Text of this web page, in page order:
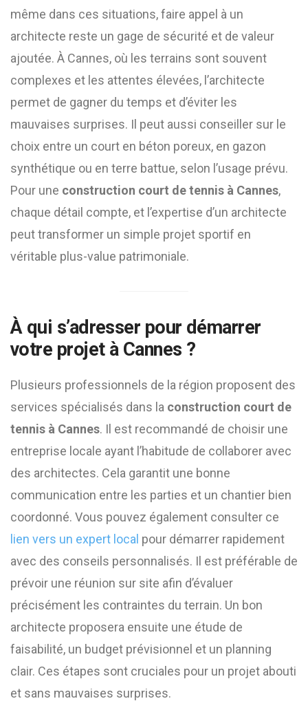
même dans ces situations, faire appel à un
architecte reste un gage de sécurité et de valeur
ajoutée. À Cannes, où les terrains sont souvent
complexes et les attentes élevées, l’architecte
permet de gagner du temps et d’éviter les
mauvaises surprises. Il peut aussi conseiller sur le
choix entre un court en béton poreux, en gazon
synthétique ou en terre battue, selon l’usage prévu.
Pour une construction court de tennis à Cannes,
chaque détail compte, et l’expertise d’un architecte
peut transformer un simple projet sportif en
véritable plus-value patrimoniale.
À qui s’adresser pour démarrer
votre projet à Cannes ?
Plusieurs professionnels de la région proposent des
services spécialisés dans la construction court de
tennis à Cannes. Il est recommandé de choisir une
entreprise locale ayant l’habitude de collaborer avec
des architectes. Cela garantit une bonne
communication entre les parties et un chantier bien
coordonné. Vous pouvez également consulter ce
lien vers un expert local pour démarrer rapidement
avec des conseils personnalisés. Il est préférable de
prévoir une réunion sur site afin d’évaluer
précisément les contraintes du terrain. Un bon
architecte proposera ensuite une étude de
faisabilité, un budget prévisionnel et un planning
clair. Ces étapes sont cruciales pour un projet abouti
et sans mauvaises surprises.